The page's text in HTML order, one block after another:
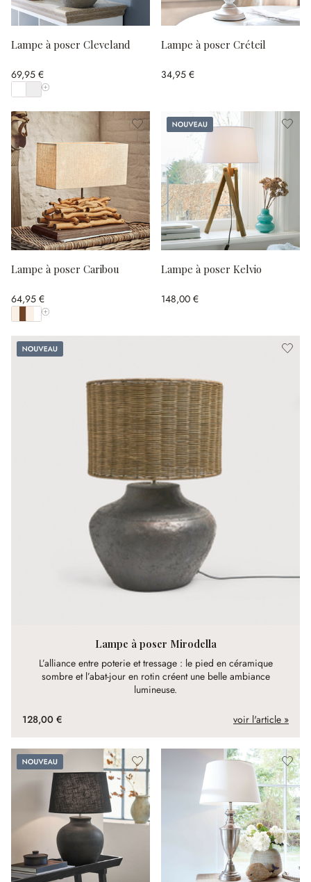
Lampe à poser Cleveland
69,95 €
Afficher toutes les couleurs
Lampe à poser Créteil
34,95 €
Lampe à poser Caribou
64,95 €
Afficher toutes les couleurs
Nouveau
Lampe à poser Mirodella
L’alliance entre poterie et tressage : le pied en céramique
sombre et l’abat-jour en rotin créent une belle ambiance
lumineuse.
128,00 € voir l'article »
Nouveau
Lampe à poser Kelvio
148,00 €
Nouveau